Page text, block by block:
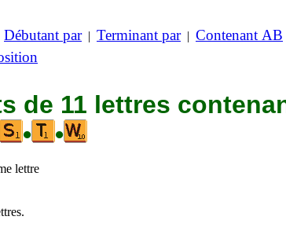
Débutant par| Terminant par| Contenant AB
de 11 lettres
• •
lettre